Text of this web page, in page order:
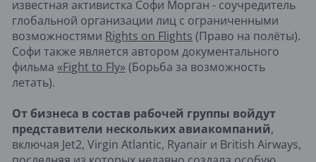
известная активистка Софи Морган - соучредитель
глобальной организации лиц с ограниченными
возможностями Rights on Flights (Право на полёты).
Софи также является автором документального
фильма «Fight to Fly» (Борьба за возможность
летать).
От бизнеса в состав рабочей группы войдут
представители нескольких авиакомпаний,
включая Jet2, Virgin Atlantic, Ryanair и British Airways,